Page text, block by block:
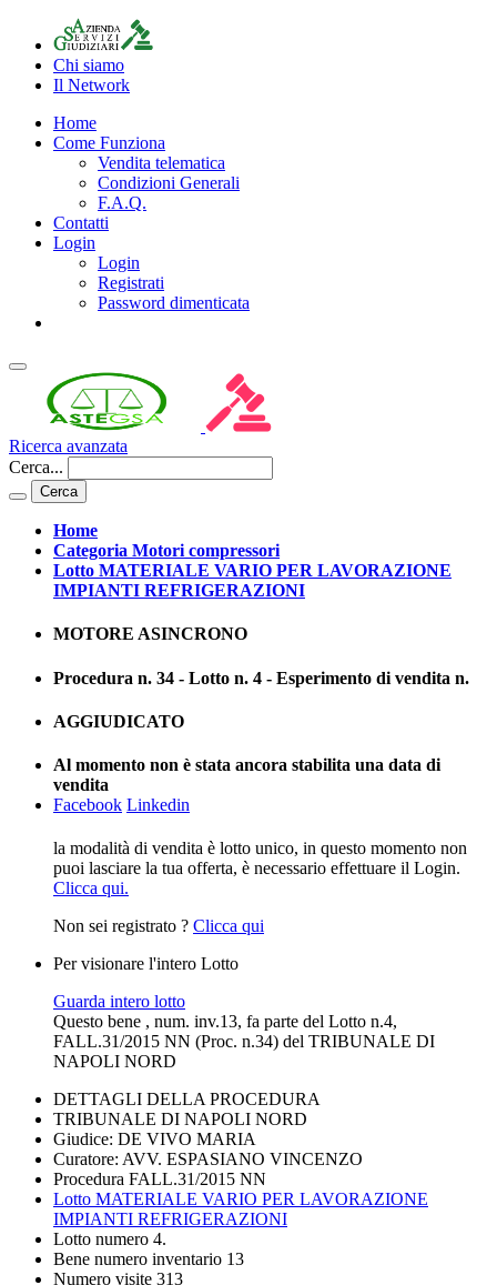
Chi siamo
Il Network
Home
Come Funziona
Vendita telematica
Condizioni Generali
F.A.Q.
Contatti
Login
Login
Registrati
Password dimenticata
Ricerca avanzata
Cerca...
Cerca
Home
Categoria Motori compressori
Lotto MATERIALE VARIO PER LAVORAZIONE
IMPIANTI REFRIGERAZIONI
MOTORE ASINCRONO
Procedura n. 34 - Lotto n. 4 - Esperimento di vendita n.
AGGIUDICATO
Al momento non è stata ancora stabilita una data di
vendita
Facebook Linkedin
la modalità di vendita è lotto unico, in questo momento non
puoi lasciare la tua offerta, è necessario effettuare il Login.
Clicca qui.
Non sei registrato ? Clicca qui
Per visionare l'intero Lotto
Guarda intero lotto
Questo bene , num. inv.13, fa parte del Lotto n.4,
FALL.31/2015 NN (Proc. n.34) del TRIBUNALE DI
NAPOLI NORD
DETTAGLI DELLA PROCEDURA
TRIBUNALE DI NAPOLI NORD
Giudice: DE VIVO MARIA
Curatore: AVV. ESPASIANO VINCENZO
Procedura FALL.31/2015 NN
Lotto MATERIALE VARIO PER LAVORAZIONE
IMPIANTI REFRIGERAZIONI
Lotto numero 4.
Bene numero inventario 13
Numero visite 313